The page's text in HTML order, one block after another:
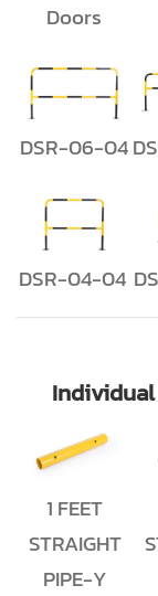
Doors
DSR-06-04
DSR-04-04
Individual
1 FEET
STRAIGHT
PIPE-Y